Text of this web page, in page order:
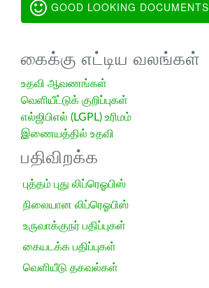
GOOD LOOKING DOCUMENTS
கைக்கு எட்டிய வலங்கள்
உதவி ஆவணங்கள்
வெளியீட்டுக் குறிப்புகள்
எல்ஜிபிஎல் (LGPL) உரிமம்
இணையத்தில் உதவி
பதிவிறக்க
புத்தம் புது லிப்ரெஓபிஸ்
நிலையான லிப்ரெஓபிஸ்
உருவாக்குநர் பதிப்புகள்
கையடக்க பதிப்புகள்
வெளியீடு தகவல்கள்